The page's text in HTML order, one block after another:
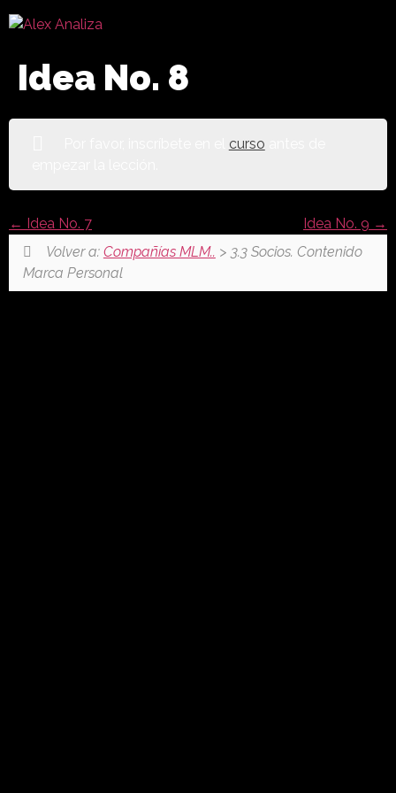
Idea No. 8
curso
Idea No. 7
Idea No. 9
Volver a: Compañías MLM.. > 3.3 Socios. Contenido
Marca Personal